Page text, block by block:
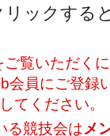
リックする
覧いただく
会員にご登録
てください。
る競技会はメ